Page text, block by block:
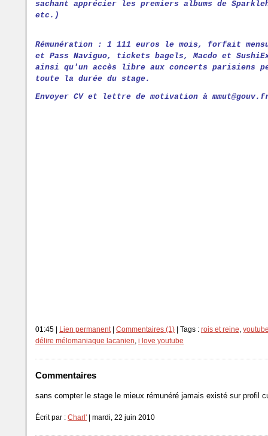
sachant apprécier les premiers albums de
etc.)
Rémunération : 1 111 euros le mois, forfait
et Pass Naviguo, tickets bagels, Macdo et
ainsi qu'un accès libre aux concerts parisiens
toute la durée du stage.
Envoyer CV et lettre de motivation à
01:45 | Lien permanent | Commentaires (1) | Tags : rois et reine
délire mélomaniaque lacanien i love youtube
Commentaires
sans compter le stage le mieux rémunéré jamais existé sur profil
Écrit par : Charl' | mardi, 22 juin 2010